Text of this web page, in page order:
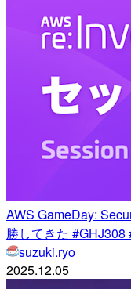
AWS GameDay:
勝してきた #GHJ308
suzuki.ryo
2025.12.05